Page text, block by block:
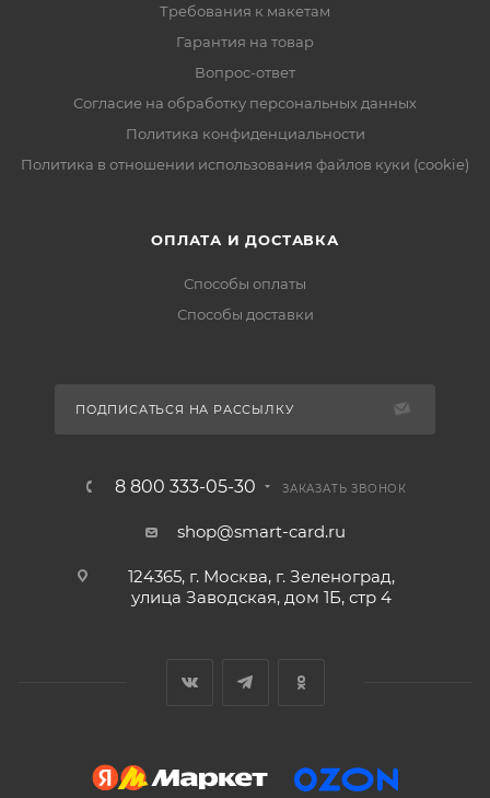
Требования к макетам
Гарантия на товар
Вопрос-ответ
Согласие на обработку персональных данных
Политика конфиденциальности
Политика в отношении использования файлов куки (cookie)
ОПЛАТА И ДОСТАВКА
Способы оплаты
Способы доставки
ПОДПИСАТЬСЯ НА РАССЫЛКУ
8 800 333-05-30 ЗАКАЗАТЬ ЗВОНОК
shop@smart-card.ru
124365, г. Москва, г. Зеленоград,
улица Заводская, дом 1Б, стр 4